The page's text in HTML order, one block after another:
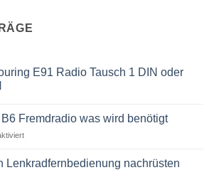
E91 Radio Tausch 1 DIN oder
Fremdradio was wird benötigt
für
Passat
Lenkradfernbedienung nachrüsten